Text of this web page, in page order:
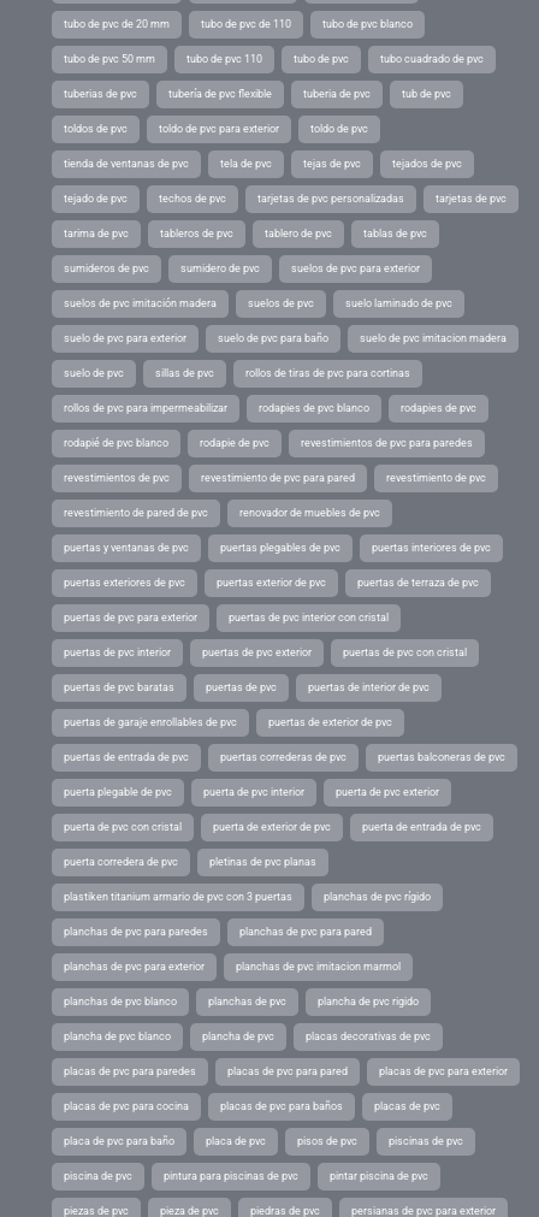
tubo de pvc de 20 mm tubo de pvc de 110 tubo de pvc blanco
tubo de pvc 50 mm tubo de pvc 110 tubo de pvc tubo cuadrado de pvc
tuberias de pvc tubería de pvc flexible tuberia de pvc tub de pvc
toldos de pvc toldo de pvc para exterior toldo de pvc
tienda de ventanas de pvc tela de pvc tejas de pvc tejados de pvc
tejado de pvc techos de pvc tarjetas de pvc personalizadas tarjetas de pvc
tarima de pvc tableros de pvc tablero de pvc tablas de pvc
sumideros de pvc sumidero de pvc suelos de pvc para exterior
suelos de pvc imitación madera suelos de pvc suelo laminado de pvc
suelo de pvc para exterior suelo de pvc para baño suelo de pvc imitacion madera
suelo de pvc sillas de pvc rollos de tiras de pvc para cortinas
rollos de pvc para impermeabilizar rodapies de pvc blanco rodapies de pvc
rodapié de pvc blanco rodapie de pvc revestimientos de pvc para paredes
revestimientos de pvc revestimiento de pvc para pared revestimiento de pvc
revestimiento de pared de pvc renovador de muebles de pvc
puertas y ventanas de pvc puertas plegables de pvc puertas interiores de pvc
puertas exteriores de pvc puertas exterior de pvc puertas de terraza de pvc
puertas de pvc para exterior puertas de pvc interior con cristal
puertas de pvc interior puertas de pvc exterior puertas de pvc con cristal
puertas de pvc baratas puertas de pvc puertas de interior de pvc
puertas de garaje enrollables de pvc puertas de exterior de pvc
puertas de entrada de pvc puertas correderas de pvc puertas balconeras de pvc
puerta plegable de pvc puerta de pvc interior puerta de pvc exterior
puerta de pvc con cristal puerta de exterior de pvc puerta de entrada de pvc
puerta corredera de pvc pletinas de pvc planas
plastiken titanium armario de pvc con 3 puertas planchas de pvc rígido
planchas de pvc para paredes planchas de pvc para pared
planchas de pvc para exterior planchas de pvc imitacion marmol
planchas de pvc blanco planchas de pvc plancha de pvc rigido
plancha de pvc blanco plancha de pvc placas decorativas de pvc
placas de pvc para paredes placas de pvc para pared placas de pvc para exterior
placas de pvc para cocina placas de pvc para baños placas de pvc
placa de pvc para baño placa de pvc pisos de pvc piscinas de pvc
piscina de pvc pintura para piscinas de pvc pintar piscina de pvc
piezas de pvc pieza de pvc piedras de pvc persianas de pvc para exterior